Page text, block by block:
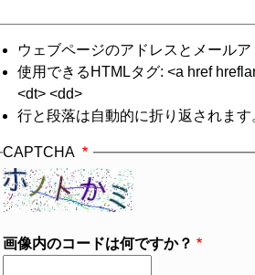
ネ
ガ
テ
ィ
ブ
リ
ク
シ
ン
ウェブページのアドレスとメール
使用できるHTMLタグ: <a href
<dt> <dd>
行と段落は自動的に折り返されます
CAPTCHA
画像内のコードは何ですか？